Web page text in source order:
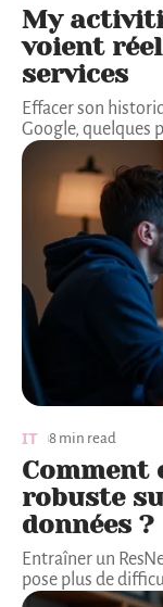
My
voient
services
Effacer son
Google, quelques
IT 8 min read
Comment
robuste
données ?
Entraîner un
pose plus de